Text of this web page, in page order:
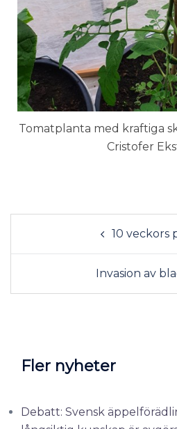
Tomatplanta med kraftiga
Cristofer
10 veckors
Invasion av
Fler nyheter
Debatt: Svensk